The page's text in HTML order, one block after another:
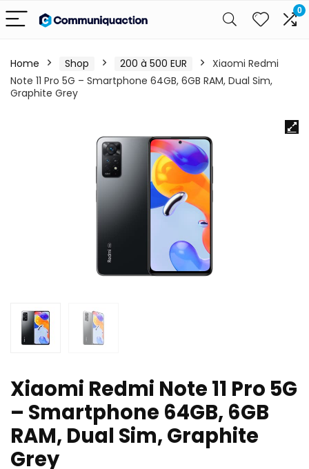
0
Home Shop 200 à 500 EUR
Xiaomi Redmi
Note 11 Pro 5G – Smartphone 64GB, 6GB RAM, Dual Sim,
Graphite Grey
Xiaomi Redmi Note 11 Pro 5G
– Smartphone 64GB, 6GB
RAM, Dual Sim, Graphite
Grey